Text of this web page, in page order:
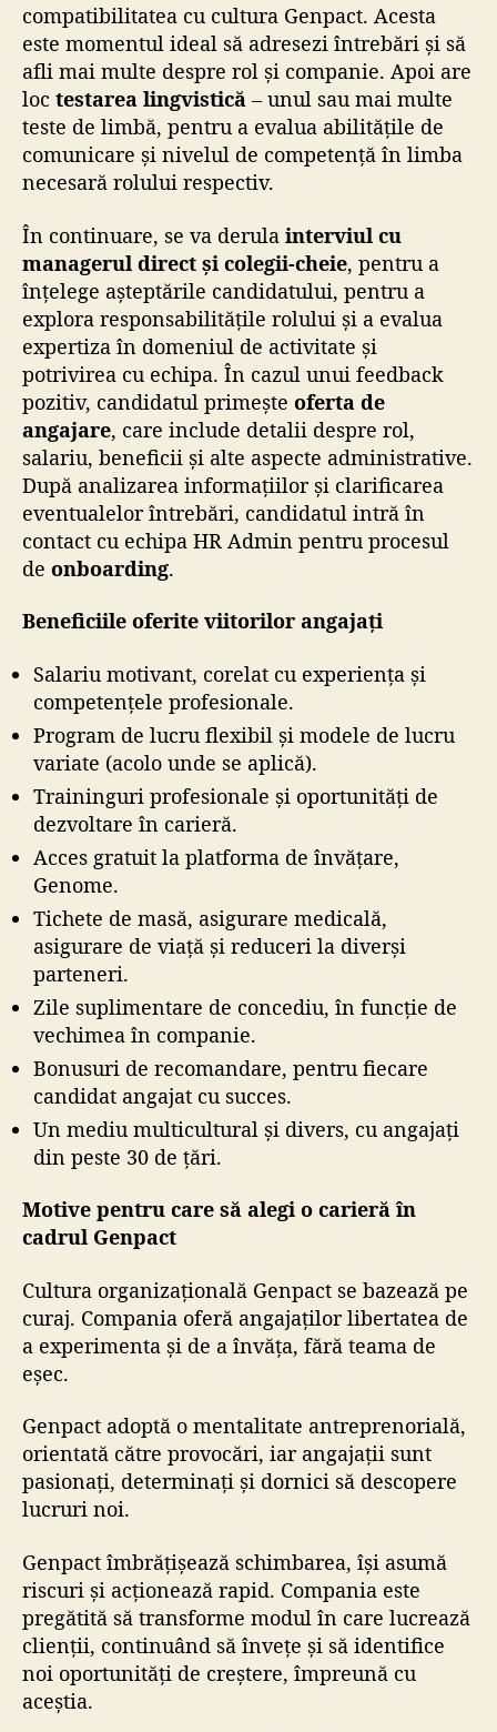
compatibilitatea cu cultura Genpact. Acesta
este momentul ideal să adresezi întrebări și să
afli mai multe despre rol și companie. Apoi are
loc testarea lingvistică – unul sau mai multe
teste de limbă, pentru a evalua abilitățile de
comunicare și nivelul de competență în limba
necesară rolului respectiv.
În continuare, se va derula interviul cu
managerul direct și colegii-cheie, pentru a
înțelege așteptările candidatului, pentru a
explora responsabilitățile rolului și a evalua
expertiza în domeniul de activitate și
potrivirea cu echipa. În cazul unui feedback
pozitiv, candidatul primește oferta de
angajare, care include detalii despre rol,
salariu, beneficii și alte aspecte administrative.
După analizarea informațiilor și clarificarea
eventualelor întrebări, candidatul intră în
contact cu echipa HR Admin pentru procesul
de onboarding.
Beneficiile oferite viitorilor angajați
Salariu motivant, corelat cu experiența și
competențele profesionale.
Program de lucru flexibil și modele de lucru
variate (acolo unde se aplică).
Traininguri profesionale și oportunități de
dezvoltare în carieră.
Acces gratuit la platforma de învățare,
Genome.
Tichete de masă, asigurare medicală,
asigurare de viață și reduceri la diverși
parteneri.
Zile suplimentare de concediu, în funcție de
vechimea în companie.
Bonusuri de recomandare, pentru fiecare
candidat angajat cu succes.
Un mediu multicultural și divers, cu angajați
din peste 30 de țări.
Motive pentru care să alegi o carieră în
cadrul Genpact
Cultura organizațională Genpact se bazează pe
curaj. Compania oferă angajaților libertatea de
a experimenta și de a învăța, fără teama de
eșec.
Genpact adoptă o mentalitate antreprenorială,
orientată către provocări, iar angajații sunt
pasionați, determinați și dornici să descopere
lucruri noi.
Genpact îmbrățișează schimbarea, își asumă
riscuri și acționează rapid. Compania este
pregătită să transforme modul în care lucrează
clienții, continuând să învețe și să identifice
noi oportunități de creștere, împreună cu
aceștia.